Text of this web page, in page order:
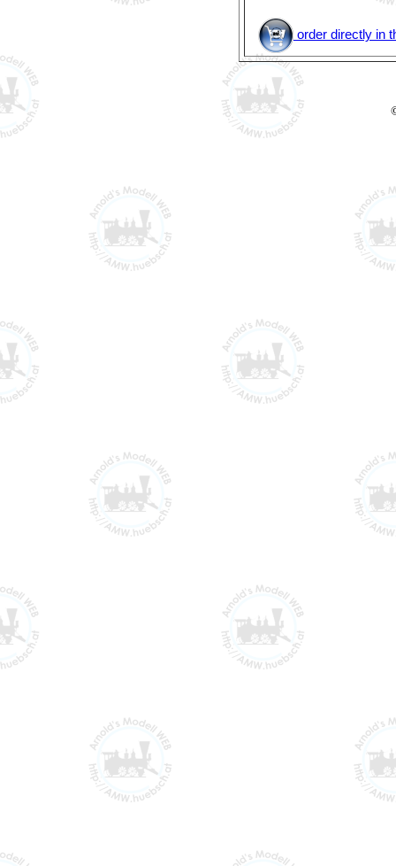
order directly in